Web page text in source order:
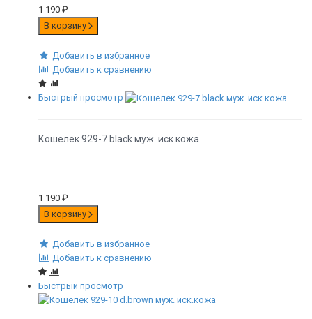
1 190 ₽
В корзину
Добавить в избранное
Добавить к сравнению
Быстрый просмотр
Кошелек 929-7 black муж. иск.кожа
1 190 ₽
В корзину
Добавить в избранное
Добавить к сравнению
Быстрый просмотр